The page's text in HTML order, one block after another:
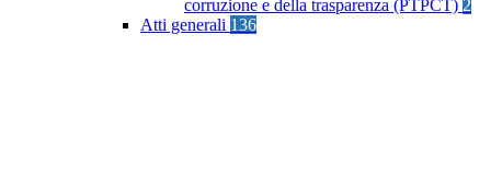
corruzione e della trasparenza (PTPCT) 2
Atti generali 136